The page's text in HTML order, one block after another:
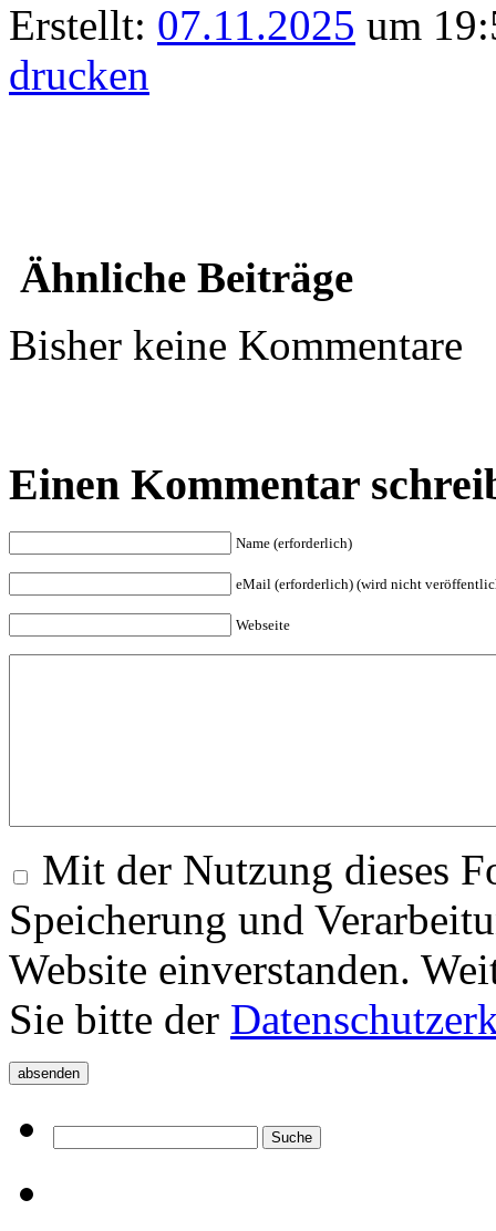
Erstellt: 07.11.2025 um
drucken
Ähnliche Beiträge
Bisher keine Kommentare
Einen Kommentar
Name (erforderlich)
eMail (erforderlich) (wird nicht
Webseite
Mit der Nutzung dieses
Speicherung und
Website einverstanden.
Sie bitte der